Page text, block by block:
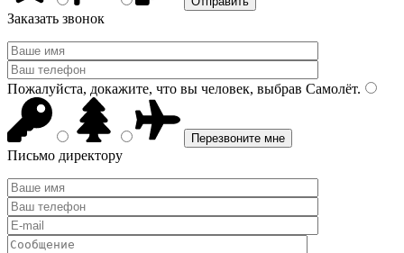
Заказать звонок
Пожалуйста, докажите, что вы человек, выбрав Самолёт.
Письмо директору